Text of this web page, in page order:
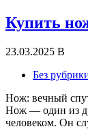
Купить
23.03.2025 В
Без
Нож: вечный
Нож — один из
человеком. Он